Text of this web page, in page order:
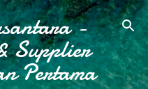
utama -
Supplier
Pertama